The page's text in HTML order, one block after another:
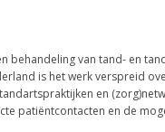
behandeling van tand- en
is het werk verspreid
en
patiëntcontacten en de